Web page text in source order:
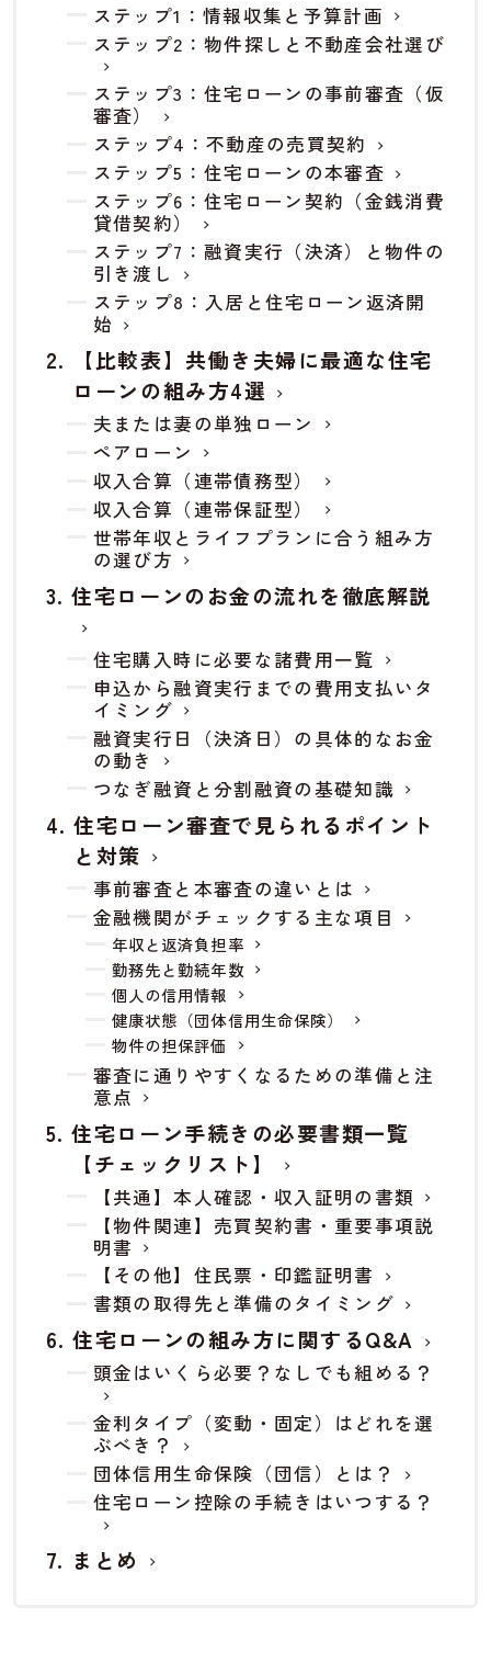
ステップ1：情報収集と予算計画
ステップ2：物件探しと不動産会社選び
ステップ3：住宅ローンの事前審査（仮
審査）
ステップ4：不動産の売買契約
ステップ5：住宅ローンの本審査
ステップ6：住宅ローン契約（金銭消費
貸借契約）
ステップ7：融資実行（決済）と物件の
引き渡し
ステップ8：入居と住宅ローン返済開
始
【比較表】共働き夫婦に最適な住宅
ローンの組み方4選
夫または妻の単独ローン
ペアローン
収入合算（連帯債務型）
収入合算（連帯保証型）
世帯年収とライフプランに合う組み方
の選び方
住宅ローンのお金の流れを徹底解説
住宅購入時に必要な諸費用一覧
申込から融資実行までの費用支払いタ
イミング
融資実行日（決済日）の具体的なお金
の動き
つなぎ融資と分割融資の基礎知識
住宅ローン審査で見られるポイント
と対策
事前審査と本審査の違いとは
金融機関がチェックする主な項目
年収と返済負担率
勤務先と勤続年数
個人の信用情報
健康状態（団体信用生命保険）
物件の担保評価
審査に通りやすくなるための準備と注
意点
住宅ローン手続きの必要書類一覧
【チェックリスト】
【共通】本人確認・収入証明の書類
【物件関連】売買契約書・重要事項説
明書
【その他】住民票・印鑑証明書
書類の取得先と準備のタイミング
住宅ローンの組み方に関するQ&A
頭金はいくら必要？なしでも組める？
金利タイプ（変動・固定）はどれを選
ぶべき？
団体信用生命保険（団信）とは？
住宅ローン控除の手続きはいつする？
まとめ